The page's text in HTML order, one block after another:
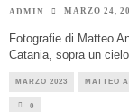
ADMIN MARZO 24,
Fotografie di Matteo
Catania, sopra un
MARZO 2023 MATTEO
0